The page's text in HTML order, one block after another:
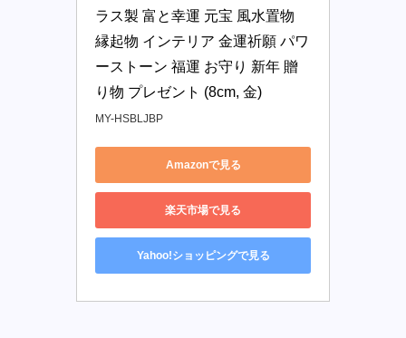
ラス製 富と幸運 元宝 風水置物
縁起物 インテリア 金運祈願 パワ
ーストーン 福運 お守り 新年 贈
り物 プレゼント (8cm, 金)
MY-HSBLJBP
Amazonで見る
楽天市場で見る
Yahoo!ショッピングで見る